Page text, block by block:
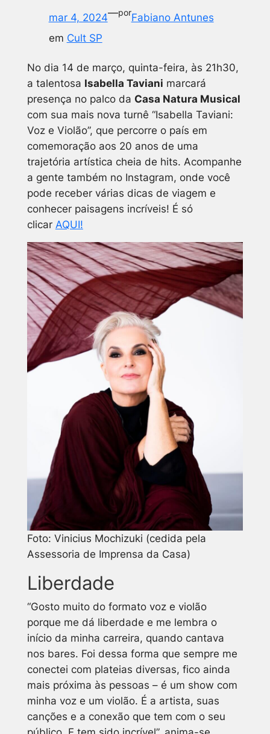
mar 4, 2024—porFabiano Antunes
em Cult SP
No dia 14 de março, quinta-feira, às 21h30,
a talentosa Isabella Taviani marcará
presença no palco da Casa Natura Musical
com sua mais nova turnê “Isabella Taviani:
Voz e Violão”, que percorre o país em
comemoração aos 20 anos de uma
trajetória artística cheia de hits. Acompanhe
a gente também no Instagram, onde você
pode receber várias dicas de viagem e
conhecer paisagens incríveis! É só
clicar AQUI!
Foto: Vinicius Mochizuki (cedida pela
Assessoria de Imprensa da Casa)
Liberdade
“Gosto muito do formato voz e violão
porque me dá liberdade e me lembra o
início da minha carreira, quando cantava
nos bares. Foi dessa forma que sempre me
conectei com plateias diversas, fico ainda
mais próxima às pessoas – é um show com
minha voz e um violão. É a artista, suas
canções e a conexão que tem com o seu